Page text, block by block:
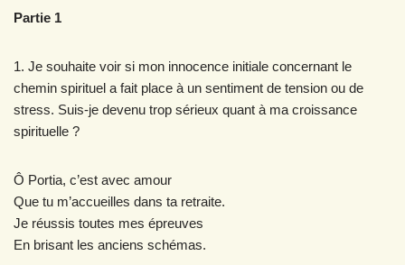
Partie 1
1. Je souhaite voir si mon innocence initiale concernant le
chemin spirituel a fait place à un sentiment de tension ou de
stress. Suis-je devenu trop sérieux quant à ma croissance
spirituelle ?
Ô Portia, c’est avec amour
Que tu m’accueilles dans ta retraite.
Je réussis toutes mes épreuves
En brisant les anciens schémas.